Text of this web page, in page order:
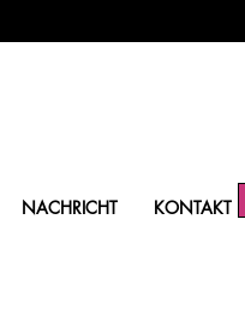
NACHRICHT KONTAKT